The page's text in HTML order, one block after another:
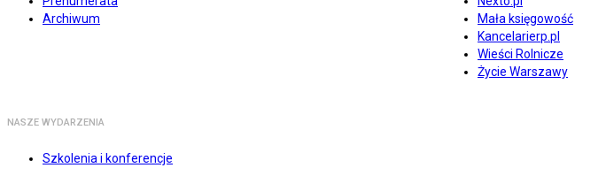
Archiwum
Mała księgowość
Kancelarierp.pl
Wieści Rolnicze
Życie Warszawy
NASZE WYDARZENIA
Szkolenia i konferencje